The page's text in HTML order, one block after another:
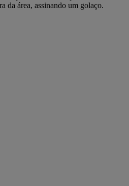
da área, assinando um golaço.